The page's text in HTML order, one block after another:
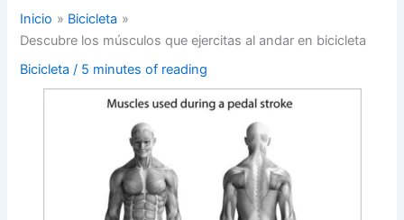
Inicio
Bicicleta
Descubre los músculos que ejercitas al andar en bicicleta
Bicicleta / 5 minutes of reading